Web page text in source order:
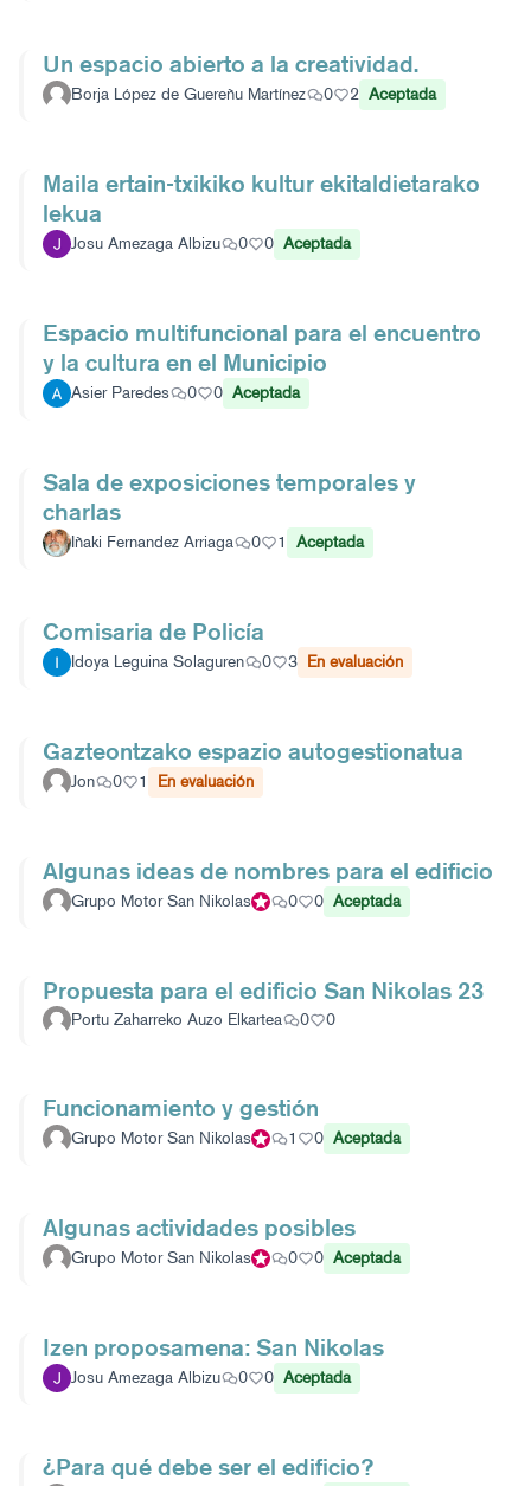
Un espacio abierto a la creatividad.
Borja López de Guereñu Martínez 0 2 Aceptada
Maila ertain-txikiko kultur ekitaldietarako
lekua
Josu Amezaga Albizu 0 0 Aceptada
Espacio multifuncional para el encuentro
y la cultura en el Municipio
Asier Paredes 0 0 Aceptada
Sala de exposiciones temporales y
charlas
Iñaki Fernandez Arriaga 0 1 Aceptada
Comisaria de Policía
Idoya Leguina Solaguren 0 3 En evaluación
Gazteontzako espazio autogestionatua
Jon 0 1 En evaluación
Algunas ideas de nombres para el edificio
Grupo Motor San NikolasParticipante oficial
0 0 Aceptada
Propuesta para el edificio San Nikolas 23
Portu Zaharreko Auzo Elkartea 0 0
Funcionamiento y gestión
Grupo Motor San NikolasParticipante oficial
1 0 Aceptada
Algunas actividades posibles
Grupo Motor San NikolasParticipante oficial
0 0 Aceptada
Izen proposamena: San Nikolas
Josu Amezaga Albizu 0 0 Aceptada
¿Para qué debe ser el edificio?